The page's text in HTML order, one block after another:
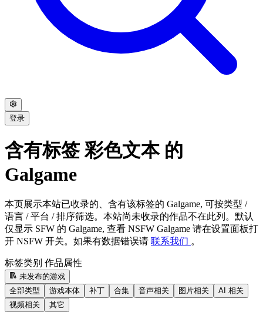
登录
含有标签 彩色文本 的
Galgame
本页展示本站已收录的、含有该标签的 Galgame, 可按类型 /
语言 / 平台 / 排序筛选。本站尚未收录的作品不在此列。默认
仅显示 SFW 的 Galgame, 查看 NSFW Galgame 请在设置面板打
开 NSFW 开关。如果有数据错误请 联系我们 。
标签类别 作品属性
未发布的游戏
全部类型
游戏本体 补丁 合集 音声相关 图片相关
AI 相关
视频相关
其它